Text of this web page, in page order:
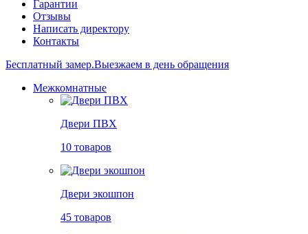
Гарантии
Отзывы
Написать директору
Контакты
Бесплатный замер.Выезжаем в день обращения
Межкомнатные
Двери ПВХ
10 товаров
Двери экошпон
45 товаров